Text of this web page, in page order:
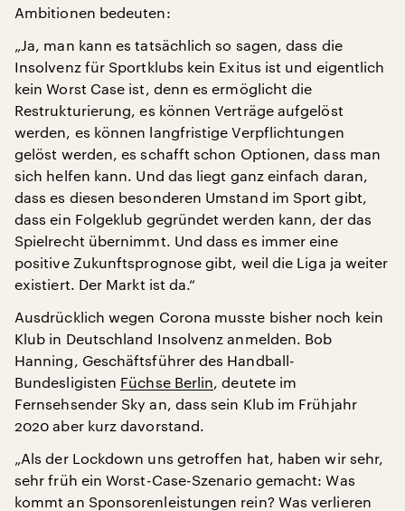
Ambitionen bedeuten:
„Ja, man kann es tatsächlich so sagen, dass die
Insolvenz für Sportklubs kein Exitus ist und eigentlich
kein Worst Case ist, denn es ermöglicht die
Restrukturierung, es können Verträge aufgelöst
werden, es können langfristige Verpflichtungen
gelöst werden, es schafft schon Optionen, dass man
sich helfen kann. Und das liegt ganz einfach daran,
dass es diesen besonderen Umstand im Sport gibt,
dass ein Folgeklub gegründet werden kann, der das
Spielrecht übernimmt. Und dass es immer eine
positive Zukunftsprognose gibt, weil die Liga ja weiter
existiert. Der Markt ist da.“
Ausdrücklich wegen Corona musste bisher noch kein
Klub in Deutschland Insolvenz anmelden. Bob
Hanning, Geschäftsführer des Handball-
Bundesligisten Füchse Berlin, deutete im
Fernsehsender Sky an, dass sein Klub im Frühjahr
2020 aber kurz davorstand.
„Als der Lockdown uns getroffen hat, haben wir sehr,
sehr früh ein Worst-Case-Szenario gemacht: Was
kommt an Sponsorenleistungen rein? Was verlieren